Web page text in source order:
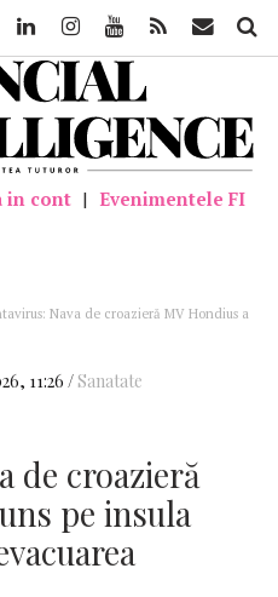
in cont | Evenimentele FI
Nava de croazieră MV Hondius a
11:26 Sanatate
de croazieră
pe insula
LinkedinInstagramYoutube Feed Mail